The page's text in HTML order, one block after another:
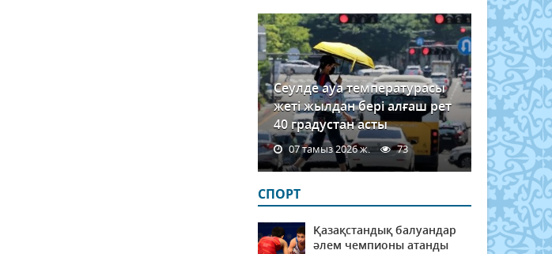
Сеулде ауа температурасы
жеті жылдан бері алғаш рет
40 градустан асты
07 тамыз 2026 ж. 73
СПОРТ
Қазақстандық балуандар
әлем чемпионы атанды